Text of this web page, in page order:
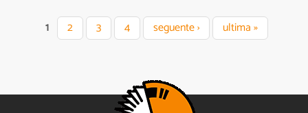
Pagine
1 2 3 4 seguente › ultima »